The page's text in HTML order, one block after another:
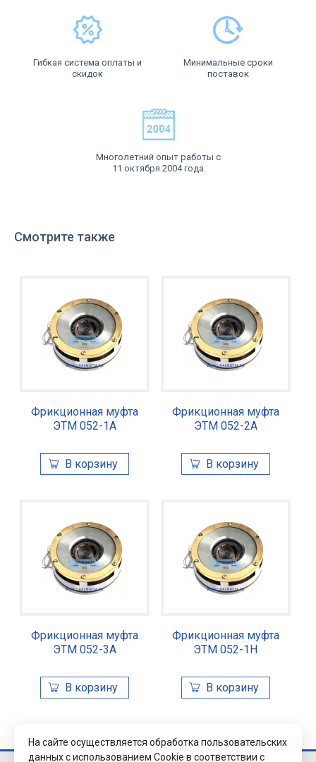
Гибкая система оплаты и
скидок
Минимальные сроки
поставок
Многолетний опыт работы с
11 октября 2004 года
Смотрите также
Фрикционная муфта
ЭТМ 052-1А
Фрикционная муфта
ЭТМ 052-2А
Фрикционная муфта
ЭТМ 052-3А
Фрикционная муфта
ЭТМ 052-1Н
На сайте осуществляется обработка пользовательских
данных с использованием Cookie в соответствии с